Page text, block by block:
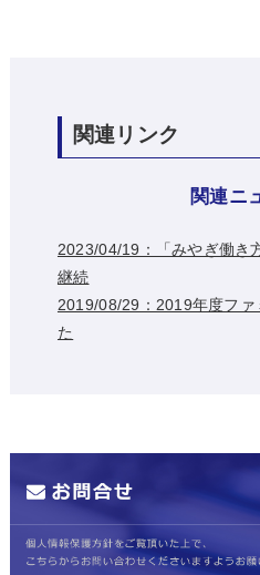
関連リンク
関連ニ
2023/04/19：「みやぎ働き
継続
2019/08/29：2019年度ファ
た